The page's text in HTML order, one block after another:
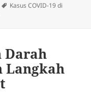
Tag
Kasus COVID-19 di
Darah
Langkah